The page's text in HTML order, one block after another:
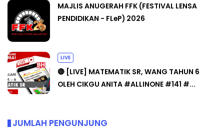
MAJLIS ANUGERAH FFK (FESTIVAL LENSA
PENDIDIKAN - FLeP) 2026
LIVE
🔴 [LIVE] MATEMATIK SR, WANG TAHUN 6
OLEH CIKGU ANITA #ALLINONE #141 #...
JUMLAH PENGUNJUNG